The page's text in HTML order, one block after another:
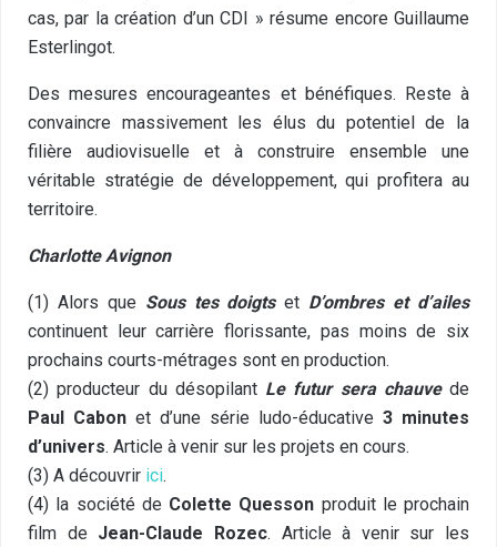
cas, par la création d’un CDI » résume encore Guillaume
Esterlingot.
Des mesures encourageantes et bénéfiques. Reste à
convaincre massivement les élus du potentiel de la
filière audiovisuelle et à construire ensemble une
véritable stratégie de développement, qui profitera au
territoire.
Charlotte Avignon
(1) Alors que Sous tes doigtset D’ombres et d’ailes
continuent leur carrière florissante, pas moins de six
prochains courts-métrages sont en production.
(2) producteur du désopilant Le futur sera chauvede
Paul Cabon et d’une série ludo-éducative 3 minutes
d’univers. Article à venir sur les projets en cours.
(3) A découvrir ici.
(4) la société de Colette Quesson produit le prochain
film de Jean-Claude Rozec. Article à venir sur les